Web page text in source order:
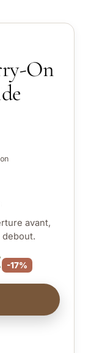
On
avant,
debout.
-17%